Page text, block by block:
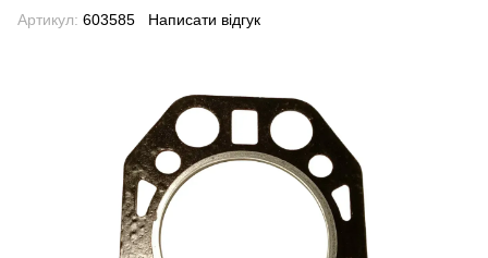
Артикул: 603585 Написати відгук